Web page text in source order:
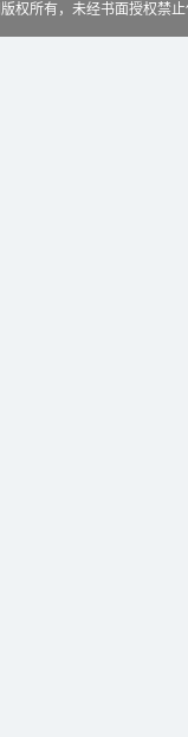
版权所有，未经书面授权